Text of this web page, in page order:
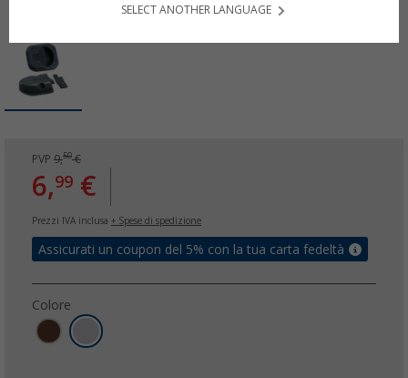
PVP 9,50€
6,99 €
Prezzi IVA inclusa + Spese di spedizione
Assicurati un coupon del 5% con la tua carta fedeltà
Colore
SELECT ANOTHER LANGUAGE